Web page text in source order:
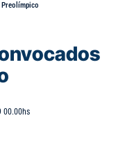
Preolímpico
00.00hs